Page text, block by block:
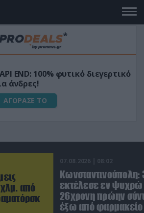
τον κήπο σου με το
Box Μίνι Αλυσοπρίονο με
λιθίου
ΑΓΟΡΑΣΕ ΤΟ
από
07.08.2026 | 08:02
Κωνσταντινούπολη:
εκτέλεσε εν ψυχρώ
26χρονη πρώην
έξω από φαρμακείο